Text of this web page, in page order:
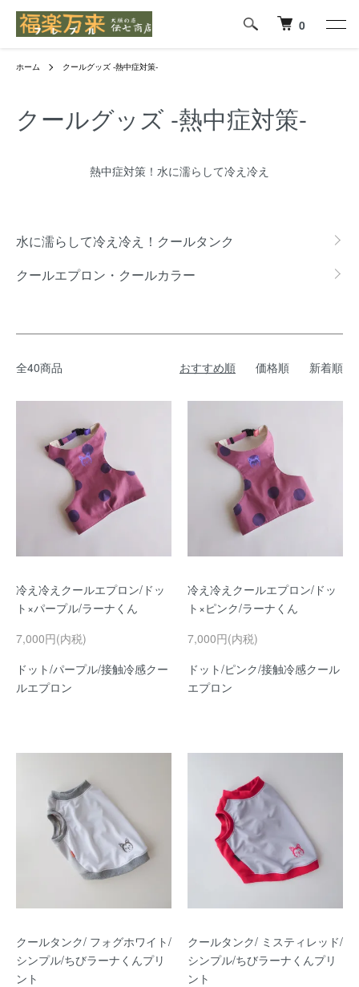
0
ホーム クールグッズ -熱中症対策-
クールグッズ -熱中症対策-
熱中症対策！水に濡らして冷え冷え
グループ一覧
水に濡らして冷え冷え！クールタンク
クールエプロン・クールカラー
全40商品 おすすめ順 価格順 新着順
冷え冷えクールエプロン/ドッ
ト×パープル/ラーナくん
7,000円(内税)
ドット/パープル/接触冷感クー
ルエプロン
冷え冷えクールエプロン/ドッ
ト×ピンク/ラーナくん
7,000円(内税)
ドット/ピンク/接触冷感クール
エプロン
クールタンク/ フォグホワイト/
シンプル/ちびラーナくんプリ
ント
クールタンク/ ミスティレッド/
シンプル/ちびラーナくんプリ
ント